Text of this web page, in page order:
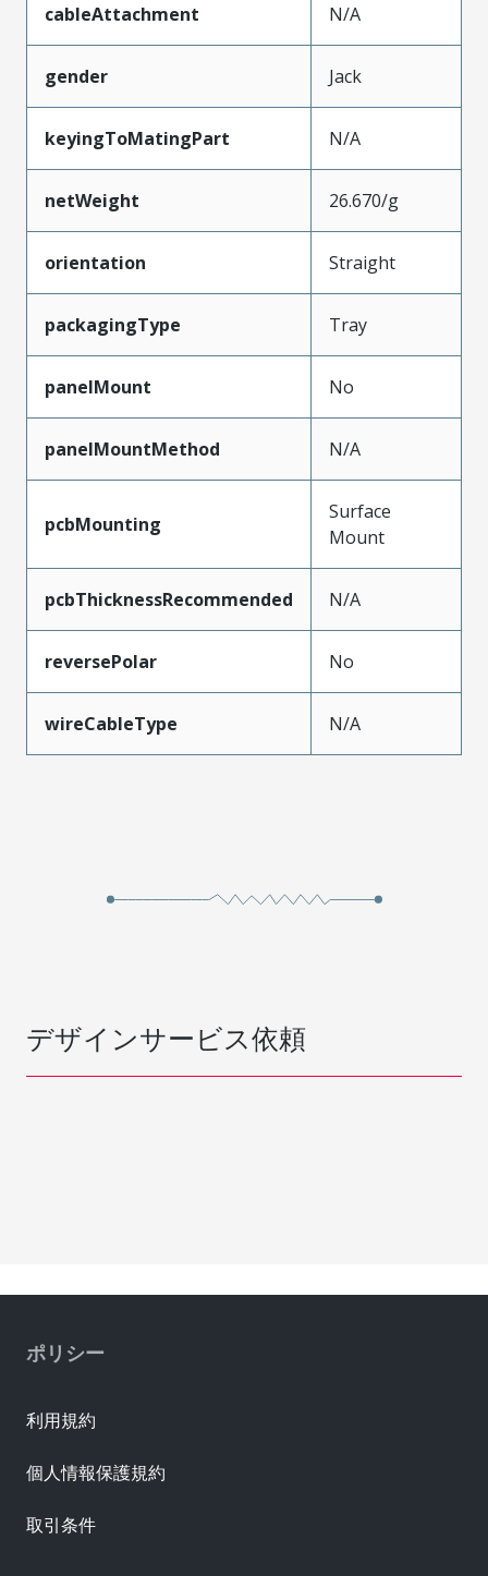
cableAttachment N/A
gender Jack
keyingToMatingPart N/A
netWeight 26.670/g
orientation Straight
packagingType Tray
panelMount No
panelMountMethod N/A
pcbMounting
Surface
Mount
pcbThicknessRecommended N/A
reversePolar No
wireCableType N/A
デザインサービス依頼
ポリシー
利用規約
個人情報保護規約
取引条件